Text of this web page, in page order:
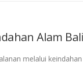
Alam Bali
melalui